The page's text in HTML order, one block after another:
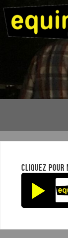
CLIQUEZ POUR